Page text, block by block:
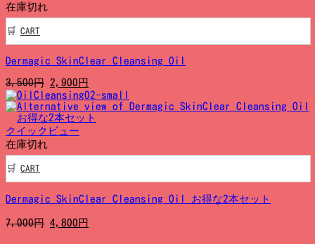
在庫切れ
CART
Dermagic SkinClear Cleansing Oil
3,500円 元
の
価
格
は
円
し
た。
2,900 円
在
の
価
で
す。
クイックビュー
在庫切れ
CART
Dermagic SkinClear Cleansing Oil お得な2本セット
7,000円 元
4,800 円